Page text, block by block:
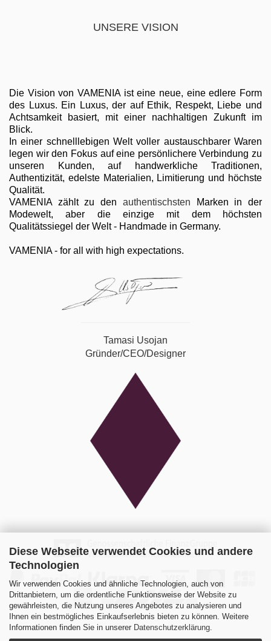
Diese Webseite verwendet Cookies und andere
Technologien
Wir verwenden Cookies und ähnliche Technologien, auch von
Drittanbietern, um die ordentliche Funktionsweise der Website zu
gewährleisten, die Nutzung unseres Angebotes zu analysieren und
Ihnen ein bestmögliches Einkaufserlebnis bieten zu können. Weitere
Informationen finden Sie in unserer Datenschutzerklärung
UNSERE VISION
Die Vision von VAMENIA ist eine neue, eine edlere Form
des Luxus. Ein Luxus, der auf Ethik, Respekt, Liebe und
Achtsamkeit basiert, mit einer nachhaltigen Zukunft im
Blick.
In einer schnelllebigen Welt voller austauschbarer Waren
legen wir den Fokus auf eine persönlichere Verbindung zu
unseren Kunden, auf handwerkliche Traditionen,
Authentizität, edelste Materialien, Limitierung und höchste
Qualität.
VAMENIA zählt zu den authentischsten Marken in der
Modewelt, aber die einzige mit dem höchsten
Qualitätssiegel der Welt - Handmade in Germany.
VAMENIA - for all with high expectations.
Tamasi Usojan
Gründer/CEO/Designer